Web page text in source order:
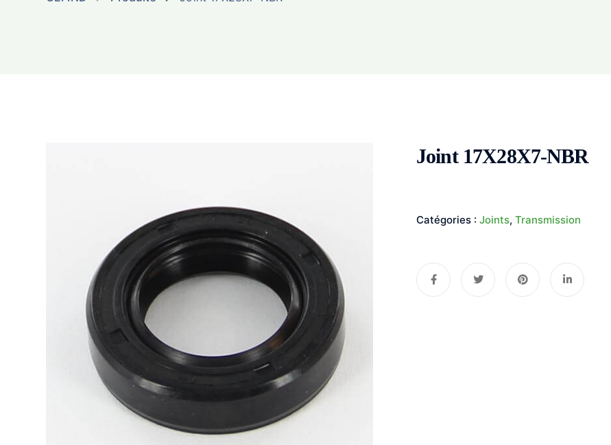
Joint 17X28X7-NBR
Catégories : Joints, Transmission